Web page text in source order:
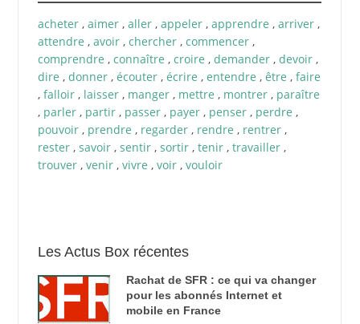
acheter, aimer, aller, appeler, apprendre , arriver,
attendre , avoir, chercher, commencer,
comprendre , connaître , croire , demander, devoir,
dire , donner, écouter, écrire , entendre , être , faire
, falloir, laisser, manger, mettre , montrer, paraître
, parler, partir, passer, payer, penser, perdre ,
pouvoir, prendre , regarder, rendre , rentrer,
rester, savoir, sentir, sortir, tenir, travailler,
trouver, venir, vivre , voir, vouloir
Les Actus Box récentes
Rachat de SFR : ce qui va changer
pour les abonnés Internet et
mobile en France